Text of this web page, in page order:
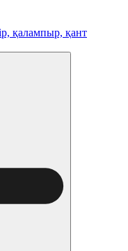
қалампыр, қант